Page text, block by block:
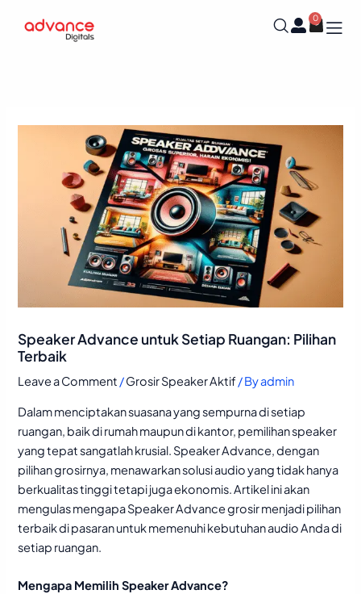
0
Cart
Speaker Advance untuk Setiap Ruangan: Pilihan
Terbaik
Leave a Comment /Grosir Speaker Aktif/ Byadmin
Dalam menciptakan suasana yang sempurna di setiap
ruangan, baik di rumah maupun di kantor, pemilihan speaker
yang tepat sangatlah krusial. Speaker Advance, dengan
pilihan grosirnya, menawarkan solusiaudioyang tidak hanya
berkualitas tinggi tetapi juga ekonomis. Artikel ini akan
mengulas mengapa Speaker Advance grosir menjadi pilihan
terbaik di pasaran untuk memenuhi kebutuhan audio Anda di
setiap ruangan.
Mengapa Memilih Speaker Advance?